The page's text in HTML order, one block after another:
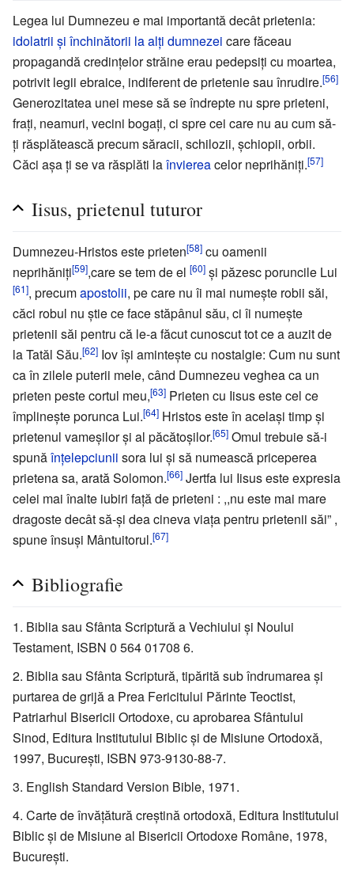
Legea lui Dumnezeu e mai importantă decât prietenia:
idolatrii şi închinătorii la alţi dumnezei care făceau
propagandă credinţelor străine erau pedepsiți cu moartea,
potrivit legii ebraice, indiferent de prietenie sau înrudire.[56]
Generozitatea unei mese să se îndrepte nu spre prieteni,
fraţi, neamuri, vecini bogaţi, ci spre cei care nu au cum să-
ţi răsplătească precum săracii, schilozii, şchiopii, orbii.
Căci aşa ţi se va răsplăti laînviereacelor neprihăniţi.[57]
Iisus, prietenul tuturor
Dumnezeu-Hristos este prieten[58] cu oamenii
neprihăniţi[59],care se tem de el [60] şi păzesc poruncile Lui
[61], precumapostolii, pe care nu îi mai numeşte robii săi,
căci robul nu ştie ce face stăpânul său, ci îi numeşte
prietenii săi pentru că le-a făcut cunoscut tot ce a auzit de
la Tatăl Său.[62] Iov îşi aminteşte cu nostalgie: Cum nu sunt
ca în zilele puterii mele, când Dumnezeu veghea ca un
prieten peste cortul meu,[63] Prieten cu Iisus este cel ce
împlineşte porunca Lui.[64] Hristos este în acelaşi timp şi
prietenul vameşilor şi al păcătoşilor.[65] Omul trebuie să-i
spunăînţelepciunii sora lui şi să numească priceperea
prietena sa, arată Solomon.[66] Jertfa lui Iisus este expresia
celei mai înalte iubiri faţă de prieteni : ,,nu este mai mare
dragoste decât să-şi dea cineva viaţa pentru prietenii săi” ,
spune însuşi Mântuitorul.[67]
Bibliografie
Biblia sau Sfânta Scriptură a Vechiului şi Noului
Testament, ISBN 0 564 01708 6.
Biblia sau Sfânta Scriptură, tipărită sub îndrumarea şi
purtarea de grijă a Prea Fericitului Părinte Teoctist,
Patriarhul Bisericii Ortodoxe, cu aprobarea Sfântului
Sinod, Editura Institutului Biblic şi de Misiune Ortodoxă,
1997, Bucureşti, ISBN 973-9130-88-7.
English Standard Version Bible, 1971.
Carte de învăţătură creştină ortodoxă, Editura Institutului
Biblic şi de Misiune al Bisericii Ortodoxe Române, 1978,
Bucureşti.